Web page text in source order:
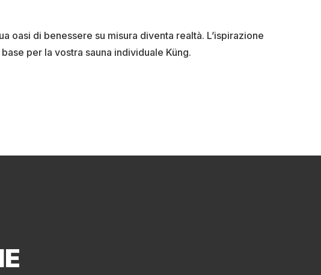
oasi di benessere su misura diventa realtà. L’ispirazione
per la vostra sauna individuale Küng.